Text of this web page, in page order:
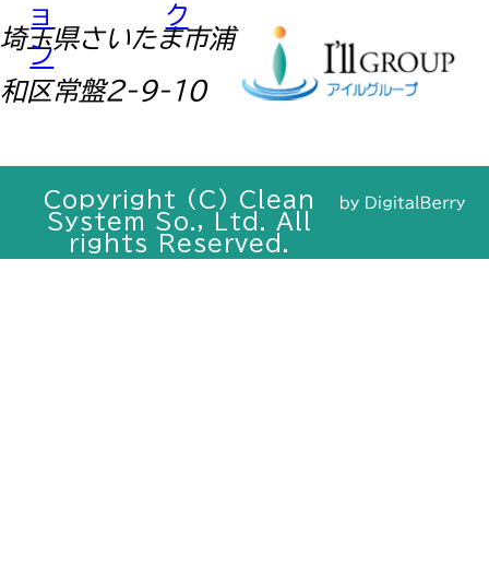
ョ
ン
ク
埼玉県さいたま市浦
和区常盤2-9-10
Copyright (C) Clean
System So., Ltd. All
rights Reserved.